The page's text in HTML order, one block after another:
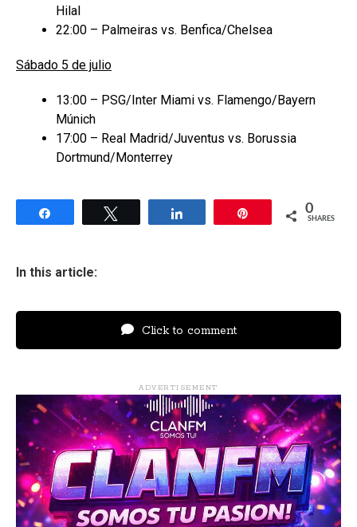
Hilal
22:00 – Palmeiras vs. Benfica/Chelsea
Sábado 5 de julio
13:00 – PSG/Inter Miami vs. Flamengo/Bayern
Múnich
17:00 – Real Madrid/Juventus vs. Borussia
Dortmund/Monterrey
0
SHARES
In this article:
Click to comment
ADVERTISEMENT